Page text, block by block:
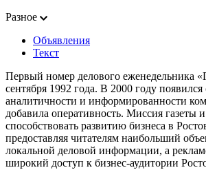
Разное
Объявления
Текст
Первый номер делового еженедельника
сентября 1992 года. В 2000 году
аналитичности и информированности
добавила оперативность. Миссия газеты
способствовать развитию бизнеса в
предоставляя читателям наибольший
локальной деловой информации, а
широкий доступ к бизнес-аудитории